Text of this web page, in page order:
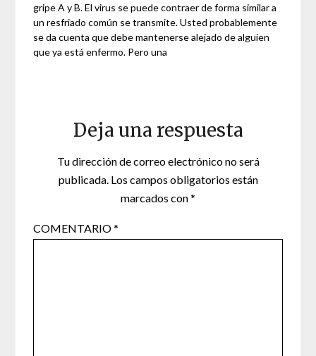
gripe A y B. El virus se puede contraer de forma similar a
un resfriado común se transmite. Usted probablemente
se da cuenta que debe mantenerse alejado de alguien
que ya está enfermo. Pero una
Deja una respuesta
Tu dirección de correo electrónico no será
publicada. Los campos obligatorios están
marcados con*
COMENTARIO*